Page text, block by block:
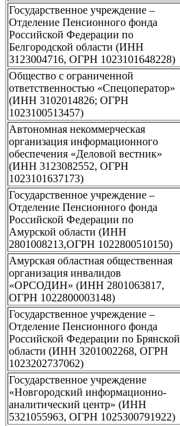
Государственное учреждение –
Отделение Пенсионного фонда
Российской Федерации по
Белгородской области (ИНН
3123004716, ОГРН 1023101648228)
Общество с ограниченной
ответственностью «Спецоператор»
(ИНН 3102014826; ОГРН
1023100513457)
Автономная некоммерческая
организация информационного
обеспечения «Деловой вестник»
(ИНН 3123082552, ОГРН
1023101637173)
Государственное учреждение –
Отделение Пенсионного фонда
Российской Федерации по
Амурской области (ИНН
2801008213,ОГРН 1022800510150)
Амурская областная общественная
организация инвалидов
«ОРСОДИН» (ИНН 2801063817,
ОГРН 1022800003148)
Государственное учреждение –
Отделение Пенсионного фонда
Российской Федерации по Брянской
области (ИНН 3201002268, ОГРН
1023202737062)
Государственное учреждение
«Новгородский информационно-
аналитический центр» (ИНН
5321055963, ОГРН 1025300791922)